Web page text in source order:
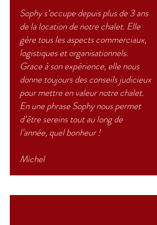
Sophy s’occupe depuis plus de 3 ans
de la location de notre chalet. Elle
gère tous les aspects commerciaux,
logistiques et organisationnels.
Grace à son expérience, elle nous
donne toujours des conseils judicieux
pour mettre en valeur notre chalet.
En une phrase Sophy nous permet
d’être sereins tout au long de
l’année, quel bonheur !
Michel